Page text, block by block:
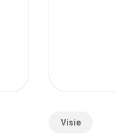
Visie